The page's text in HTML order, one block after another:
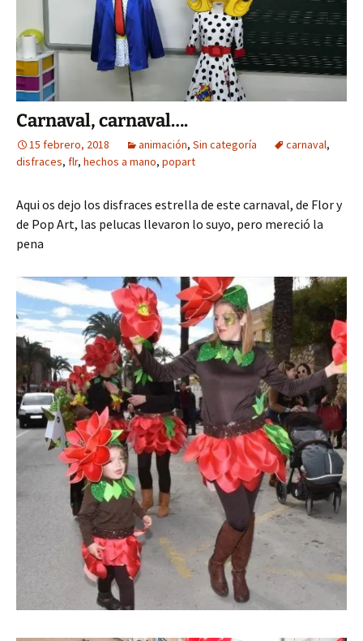
Carnaval, carnaval….
15 febrero, 2018 animación, Sin categoría carnaval,
disfraces, flr, hechos a mano, popart
Aqui os dejo los disfraces estrella de este carnaval, de Flor y
de Pop Art, las pelucas llevaron lo suyo, pero mereció la
pena